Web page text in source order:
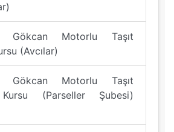
Gökcan Motorlu Taşıt
(Avcılar)
Gökcan Motorlu Taşıt
(Parseller Şubesi)